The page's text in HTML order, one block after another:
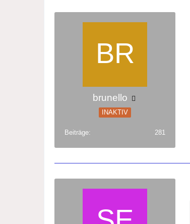
brunello
INAKTIV
Beiträge 281